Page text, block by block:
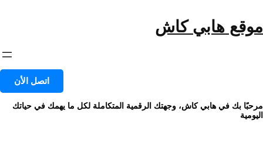
المحتوى
موقع هابي كاش
اتصل الأن
مرحبًا بك في هابي كاش، وجهتك الرقمية المتكاملة لكل ما يهمك في حياتك
اليومية